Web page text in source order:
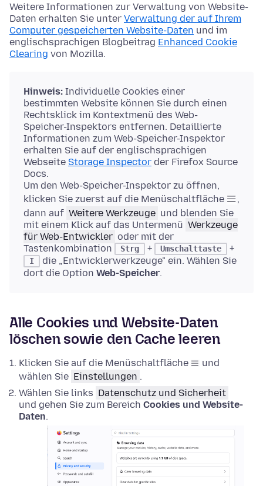
Weitere Informationen zur Verwaltung von Website-
Daten erhalten Sie unter Verwaltung der auf Ihrem
Computer gespeicherten Website-Daten und im
englischsprachigen Blogbeitrag Enhanced Cookie
Clearing von Mozilla.
Hinweis: Individuelle Cookies einer
bestimmten Website können Sie durch einen
Rechtsklick im Kontextmenü des Web-
Speicher-Inspektors entfernen. Detaillierte
Informationen zum Web-Speicher-Inspektor
erhalten Sie auf der englischsprachigen
Webseite Storage Inspector der Firefox Source
Docs.
Um den Web-Speicher-Inspektor zu öffnen,
klicken Sie zuerst auf die Menüschaltfläche
,
dann auf Weitere Werkzeuge und blenden Sie
mit einem Klick auf das Untermenü Werkzeuge
für Web-Entwickler oder mit der
Tastenkombination
Strg + Umschalttaste +
I
die „Entwicklerwerkzeuge" ein. Wählen Sie
dort die Option Web-Speicher.
Alle Cookies und Website-Daten
löschen sowie den Cache leeren
Klicken Sie auf die Menüschaltfläche
und
wählen Sie Einstellungen .
Wählen Sie links Datenschutz und Sicherheit
und gehen Sie zum Bereich Cookies und Website-
Daten.